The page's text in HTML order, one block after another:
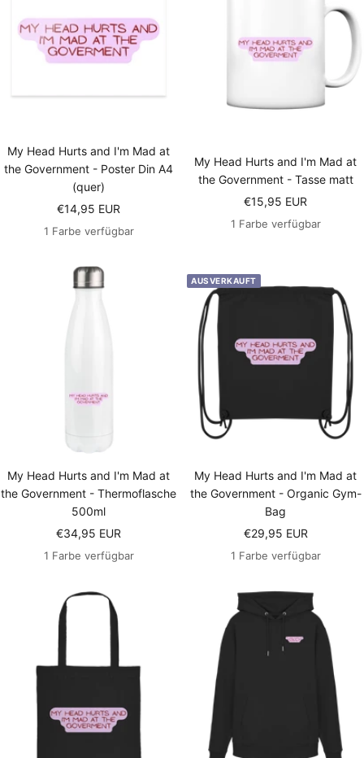
My Head Hurts and I'm Mad at
the Government - Poster Din A4
(quer)
Angebotspreis
€14,95 EUR
1 Farbe verfügbar
My Head Hurts and I'm Mad at
the Government - Tasse matt
Angebotspreis
€15,95 EUR
1 Farbe verfügbar
My Head Hurts and I'm Mad at
the Government - Thermoflasche
500ml
Angebotspreis
€34,95 EUR
1 Farbe verfügbar
AUSVERKAUFT
My Head Hurts and I'm Mad at
the Government - Organic Gym-
Bag
Angebotspreis
€29,95 EUR
1 Farbe verfügbar